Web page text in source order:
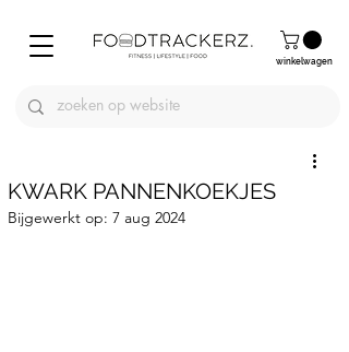
winkelwagen
KWARK PANNENKOEKJES
Bijgewerkt op: 7 aug 2024